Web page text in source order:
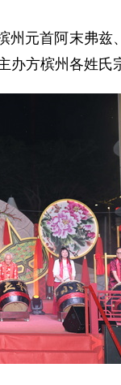
元首阿末弗
方槟州各姓